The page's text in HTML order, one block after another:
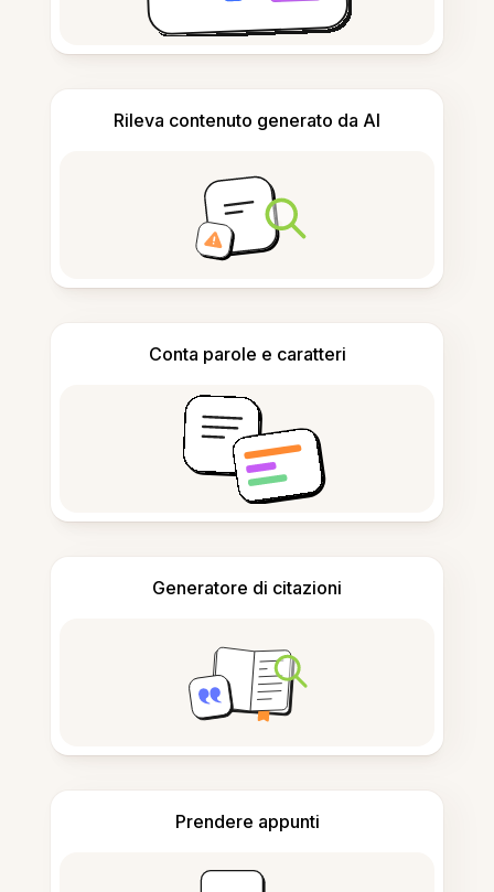
Rileva contenuto generato da AI
Conta parole e caratteri
Generatore di citazioni
Prendere appunti